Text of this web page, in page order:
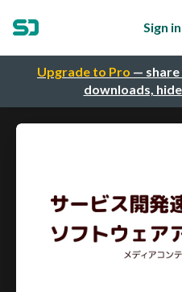
Upgrade to Pro —
downloads,
Sign in